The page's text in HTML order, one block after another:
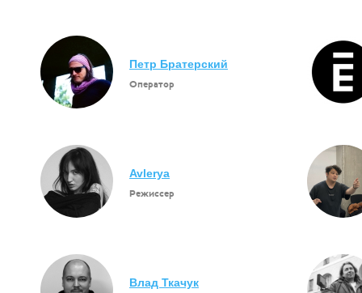
Петр Братерский
Оператор
Avlerya
Режиссер
Влад Ткачук